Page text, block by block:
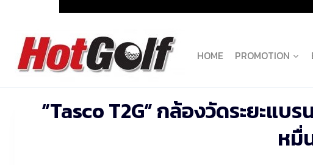
content
HOME PROMOTION
“Tasco T2G” กล้องวัดระยะแบ
หมื่